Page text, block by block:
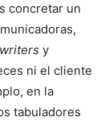
concretar un
y
ni el cliente
en la
tabuladores